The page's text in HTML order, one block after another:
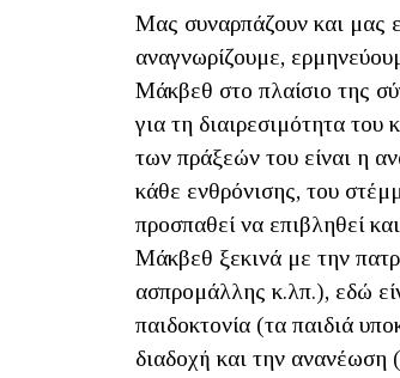
Μας συναρπάζουν και μας
αναγνωρίζουμε,
Μάκβεθ στο πλαίσιο της
για τη διαιρεσιμότητα
των πράξεών του είναι η
κάθε ενθρόνισης, του
προσπαθεί να επιβληθεί
Μάκβεθ ξεκινά με την
ασπρομάλλης κ.λπ.), εδώ
παιδοκτονία (τα παιδιά
διαδοχή και την ανανέωση